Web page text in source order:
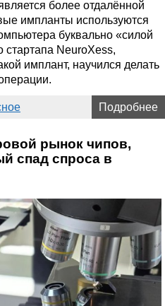
более отдалённой
импланты используются
буквально «силой
стартапа NeuroXess,
имплант, научился делать
Подробнее
рынок чипов,
спад спроса в